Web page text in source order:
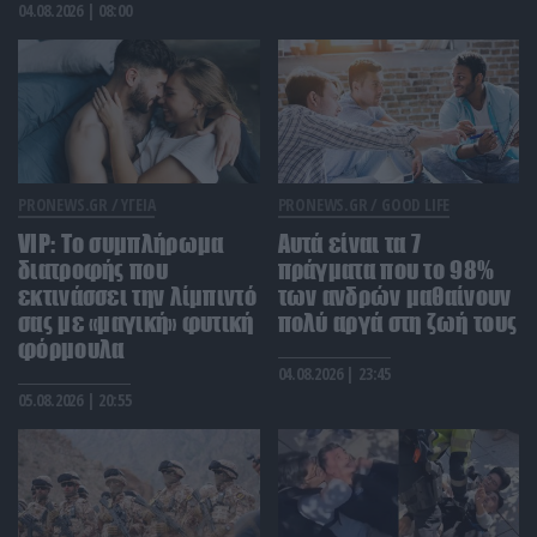
ανεξήγητο φαινόμενο του 19ου αιώνα
ΕΛΛΗΝΙΚΗ ΠΟΛΙΤΙΚΗ 14:59
«Ελπίδα για τη Δημοκρατία»: Αποχώρησε ο
Γιάννης Χατζηστογιάννης
ΠΑΡΑΣΚΗΝΙΟ 14:54
πατέρα του – Θα ενταχθεί στις ακαδημίες της
Μπαρτσελόνα
ΙΣΤΟΡΙΑ 14:45
Υπήρχε… νανοτεχνολογία στην Αρχαία Ελλάδα; –
Τί δείχνουν τα αττικά αγγεία του 7ου αιώνα π.Χ.
ΕΝΟΠΛΕΣ ΣΥΓΚΡΟΥΣΕΙΣ 14:43
Β.Ζελένσκι: «Η Ουκρανία χτύπησε δύο μεγάλα
διυλιστήρια πετρελαίου βαθιά στη Ρωσία»
04.08.2026 | 08:00
VIP: To συμπλήρωμα
διατροφής που
εκτινάσσει την λίμπιντό
σας με «μαγική» φυτική
φόρμουλα
05.08.2026 | 20:55
Αυτά είναι τα 7
πράγματα που το 98%
των ανδρών μαθαίνουν
πολύ αργά στη ζωή τους
04.08.2026 | 23:45